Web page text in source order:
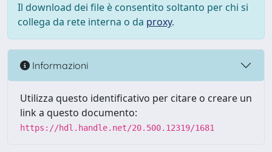
Il download dei file è consentito soltanto per chi si
collega da rete interna o da proxy.
Informazioni
Utilizza questo identificativo per citare o creare un
link a questo documento:
https://hdl.handle.net/20.500.12319/1681